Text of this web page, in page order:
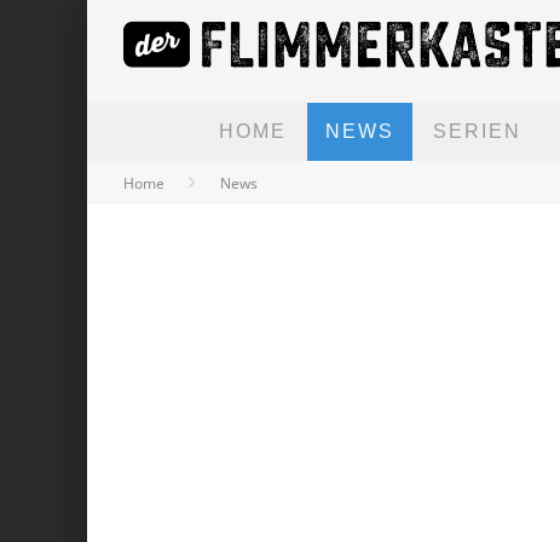
HOME NEWS SERIEN
Home News